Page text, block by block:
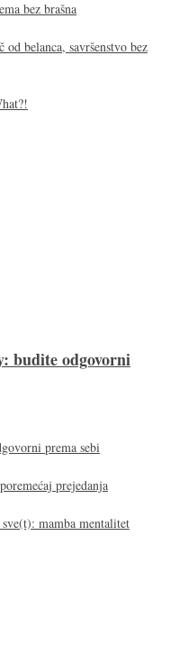
bez brašna
belanca, savršenstvo bez
budite odgovorni
prema sebi
prejedanja
mamba mentalitet